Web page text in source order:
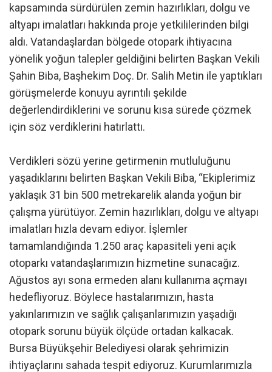
kapsamında sürdürülen zemin hazırlıkları, dolgu ve
altyapı imalatları hakkında proje yetkililerinden bilgi
aldı. Vatandaşlardan bölgede otopark ihtiyacına
yönelik yoğun talepler geldiğini belirten Başkan Vekili
Şahin Biba, Başhekim Doç. Dr. Salih Metin ile yaptıkları
görüşmelerde konuyu ayrıntılı şekilde
değerlendirdiklerini ve sorunu kısa sürede çözmek
için söz verdiklerini hatırlattı.
Verdikleri sözü yerine getirmenin mutluluğunu
yaşadıklarını belirten Başkan Vekili Biba, “Ekiplerimiz
yaklaşık 31 bin 500 metrekarelik alanda yoğun bir
çalışma yürütüyor. Zemin hazırlıkları, dolgu ve altyapı
imalatları hızla devam ediyor. İşlemler
tamamlandığında 1.250 araç kapasiteli yeni açık
otoparkı vatandaşlarımızın hizmetine sunacağız.
Ağustos ayı sona ermeden alanı kullanıma açmayı
hedefliyoruz. Böylece hastalarımızın, hasta
yakınlarımızın ve sağlık çalışanlarımızın yaşadığı
otopark sorunu büyük ölçüde ortadan kalkacak.
Bursa Büyükşehir Belediyesi olarak şehrimizin
ihtiyaçlarını sahada tespit ediyoruz. Kurumlarımızla